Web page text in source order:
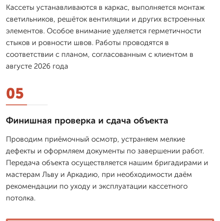
Кассеты устанавливаются в каркас, выполняется монтаж
светильников, решёток вентиляции и других встроенных
элементов. Особое внимание уделяется герметичности
стыков и ровности швов. Работы проводятся в
соответствии с планом, согласованным с клиентом в
августе 2026 года
05
Финишная проверка и сдача объекта
Проводим приёмочный осмотр, устраняем мелкие
дефекты и оформляем документы по завершении работ.
Передача объекта осуществляется нашим бригадирами и
мастерам Льву и Аркадию, при необходимости даём
рекомендации по уходу и эксплуатации кассетного
потолка.